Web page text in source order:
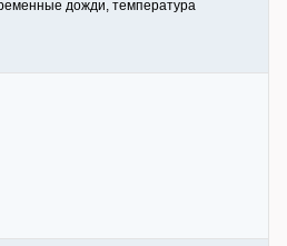
дожди, температура